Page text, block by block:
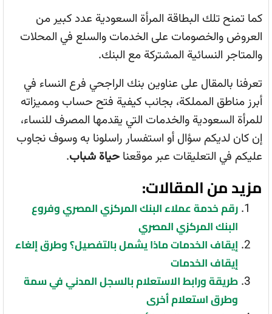
كما تمنح تلك البطاقة المرأة السعودية عدد كبير من
العروض والخصومات على الخدمات والسلع في المحلات
والمتاجر النسائية المشتركة مع البنك.
تعرفنا بالمقال على عناوين بنك الراجحي فرع النساء في
أبرز مناطق المملكة، بجانب كيفية فتح حساب ومميزاته
للمرأة السعودية والخدمات التي يقدمها المصرف للنساء،
إن كان لديكم سؤال أو استفسار راسلونا به وسوف نجاوب
عليكم في التعليقات عبر موقعنا حياة شباب.
مزيد من المقالات:
رقم خدمة عملاء البنك المركزي المصري وفروع
البنك المركزي المصري
إيقاف الخدمات ماذا يشمل بالتفصيل؟ وطرق إلغاء
إيقاف الخدمات
طريقة ورابط الاستعلام بالسجل المدني في سمة
وطرق استعلام أخرى